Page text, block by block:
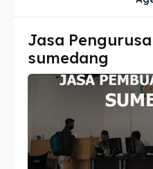
Imta
Legalisir
Apostille
Penerjemah
Imta
Legalisir
Apostille
Penerjemah
Jasa
sumedang